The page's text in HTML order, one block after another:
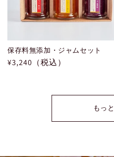
保存料無添加・ジャムセット
通
¥3,240（税込）
もっ